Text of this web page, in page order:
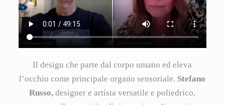
Il design che parte dal corpo umano ed eleva
l’occhio come principale organo sensoriale. Stefano
Russo, designer e artista versatile e poliedrico,